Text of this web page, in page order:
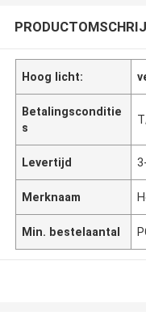
Hoog licht:
Betalingsconditie
s
Levertijd
Merknaam
Min. bestelaantal